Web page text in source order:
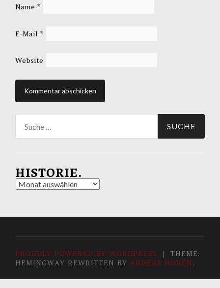
Name*
E-Mail*
Website
nach:
HISTORIE.
Historie.
PROUDLY POWERED BY WORDPRESS |
THEME:
HEMINGWAY REWRITTEN BYANDERS NORÉN.